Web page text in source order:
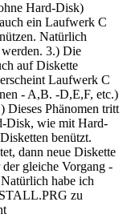
Hard-Disk)
ein Laufwerk C
Natürlich
3.) Die
auf Diskette
Laufwerk C
- A,B. -D,E,F, etc.)
Phänomen tritt
Disk, wie mit Hard-
benützt.
dann neue Diskette
gleiche Vorgang -
habe ich
zu